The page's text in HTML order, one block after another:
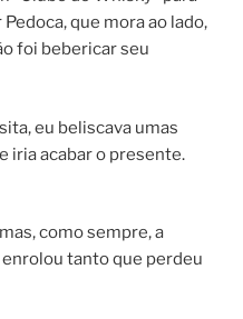
que mora ao lado,
foi bebericar seu
eu beliscava umas
iria acabar o presente.
como sempre, a
tanto que perdeu